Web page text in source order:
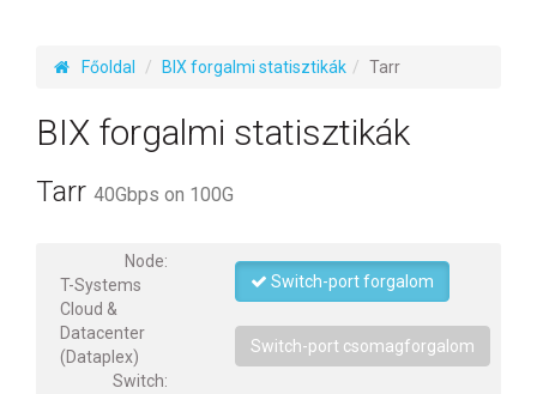
Főoldal BIX forgalmi statisztikák Tarr
BIX forgalmi statisztikák
Tarr 40Gbps on 100G
Node:
T-Systems
Cloud &
Datacenter
(Dataplex)
Switch:
Switch-port forgalom
Switch-port csomagforgalom